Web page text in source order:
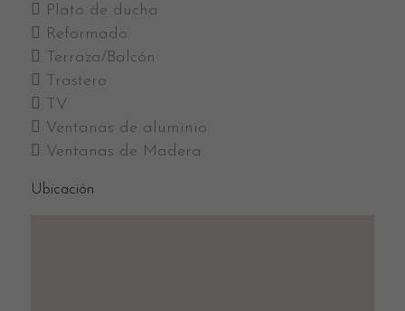
Plato de ducha
Reformado
Terraza/Balcón
Trastero
TV
Ventanas de aluminio
Ventanas de Madera
Ubicación